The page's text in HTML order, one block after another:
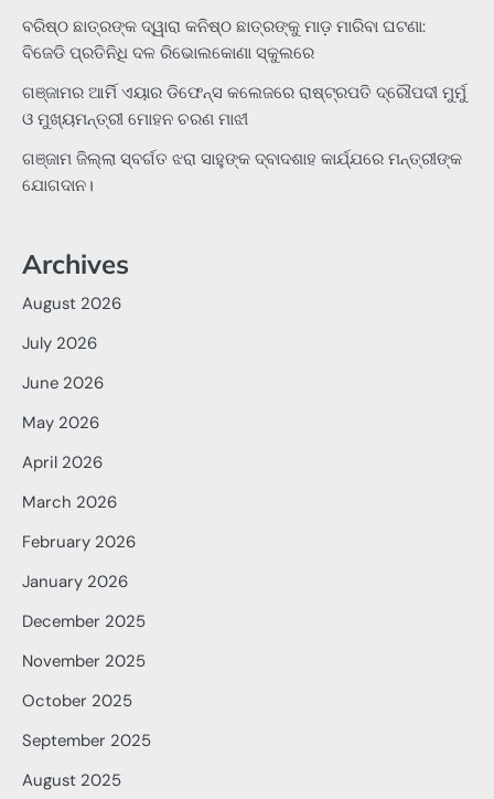
ବରିଷ୍ଠ ଛାତ୍ରଙ୍କ ଦ୍ୱାରା କନିଷ୍ଠ ଛାତ୍ରଙ୍କୁ ମାଡ଼ ମାରିବା ଘଟଣା:
ବିଜେଡି ପ୍ରତିନିଧି ଦଳ ରିଭୋଲକୋଣା ସ୍କୁଲରେ
ଗଞ୍ଜାମର ଆର୍ମି ଏୟାର ଡିଫେନ୍ସ କଲେଜରେ ରାଷ୍ଟ୍ରପତି ଦ୍ରୌପଦୀ ମୁର୍ମୁ
ଓ ମୁଖ୍ୟମନ୍ତ୍ରୀ ମୋହନ ଚରଣ ମାଝୀ
ଗଞ୍ଜାମ ଜିଲ୍ଲା ସ୍ବର୍ଗତ ଝରା ସାହୁଙ୍କ ଦ୍ବାଦଶାହ କାର୍ଯ୍ଯରେ ମନ୍ତ୍ରୀଙ୍କ
ଯୋଗଦାନ।
Archives
August 2026
July 2026
June 2026
May 2026
April 2026
March 2026
February 2026
January 2026
December 2025
November 2025
October 2025
September 2025
August 2025